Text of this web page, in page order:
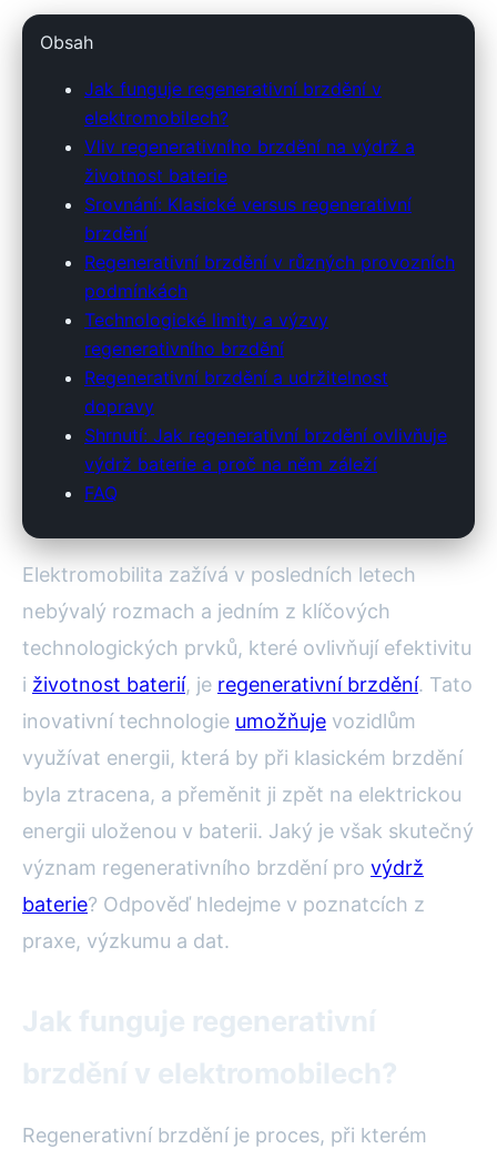
Proč je regenerativní brzdění
klíčem k účinnosti
elektromobilů?
22. 3. 2026· 8 min čtení · Autor: Marek Sedláček
Obsah
Jak funguje regenerativní brzdění v
elektromobilech?
Vliv regenerativního brzdění na výdrž a
životnost baterie
Srovnání: Klasické versus regenerativní
brzdění
Regenerativní brzdění v různých provozních
podmínkách
Technologické limity a výzvy
regenerativního brzdění
Regenerativní brzdění a udržitelnost
dopravy
Shrnutí: Jak regenerativní brzdění ovlivňuje
výdrž baterie a proč na něm záleží
FAQ
Elektromobilita zažívá v posledních letech
nebývalý rozmach a jedním z klíčových
technologických prvků, které ovlivňují efektivitu
i životnost baterií, je regenerativní brzdění. Tato
inovativní technologie umožňuje vozidlům
využívat energii, která by při klasickém brzdění
byla ztracena, a přeměnit ji zpět na elektrickou
energii uloženou v baterii. Jaký je však skutečný
význam regenerativního brzdění pro výdrž
baterie? Odpověď hledejme v poznatcích z
praxe, výzkumu a dat.
Jak funguje regenerativní
brzdění v elektromobilech?
Regenerativní brzdění je proces, při kterém